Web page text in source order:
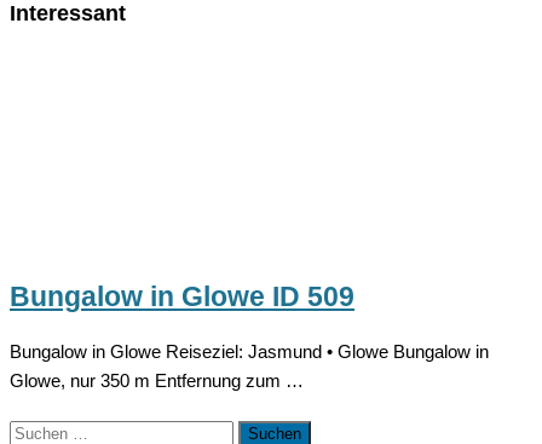
Interessant
Bungalow in Glowe ID 509
Bungalow in Glowe Reiseziel: Jasmund • Glowe Bungalow in
Glowe, nur 350 m Entfernung zum …
Suchen